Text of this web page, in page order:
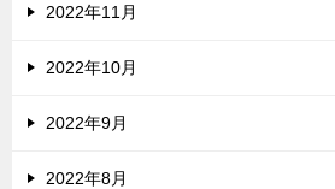
2022年11月
2022年10月
2022年9月
2022年8月